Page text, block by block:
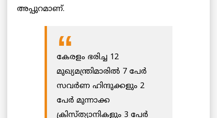
അപ്പുറമാണ്.
കേരളം ഭരിച്ച 12
മുഖ്യമന്ത്രിമാരില്‍ 7 പേര്‍
സവര്‍ണ ഹിന്ദുക്കളും 2
പേര്‍ മുന്നാക്ക
ക്രിസ്ത്യാനികളും 3 പേര്‍